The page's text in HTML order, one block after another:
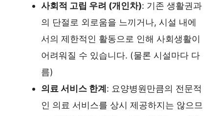
사회적 고립 우려 (개인차): 기존 생활권과
의 단절로 외로움을 느끼거나, 시설 내에
서의 제한적인 활동으로 인해 사회생활이
어려워질 수 있습니다. (물론 시설마다 다
름)
의료 서비스 한계 : 요양병원만큼의 전문적
인 의료 서비스를 상시 제공하지는 않으므